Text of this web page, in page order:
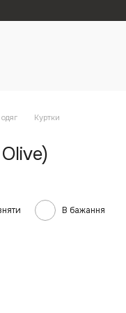
Куртки
В бажання